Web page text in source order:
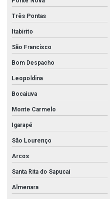
Três Pontas
Itabirito
São Francisco
Bom Despacho
Leopoldina
Bocaiuva
Monte Carmelo
Igarapé
São Lourenço
Arcos
Santa Rita do Sapucaí
Almenara